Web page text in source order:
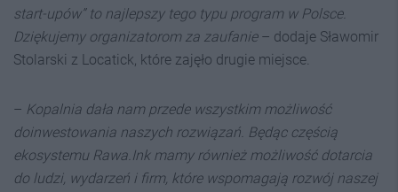
start-upów” to najlepszy tego typu program w Polsce.
Dziękujemy organizatorom za zaufanie– dodaje Sławomir
Stolarski z Locatick, które zajęło drugie miejsce.
– Kopalnia dała nam przede wszystkim możliwość
doinwestowania naszych rozwiązań. Będąc częścią
ekosystemu Rawa.Ink mamy również możliwość dotarcia
do ludzi, wydarzeń i firm, które wspomagają rozwój naszej